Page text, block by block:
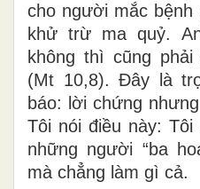
cho người mắc
khử trừ ma quỷ.
không thì cũng
(Mt 10,8). Đây là
báo: lời chứng
Tôi nói điều này:
những người “ba
mà chẳng làm gì cả.